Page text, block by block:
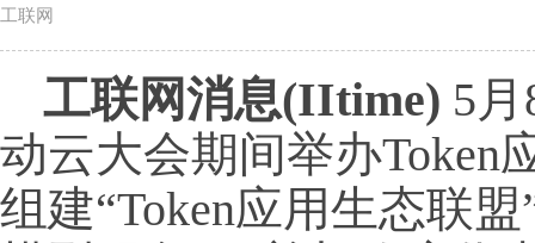
工联网
工联网消息(IItime) 5
动云大会期间举办Token
组建“Token应用生态联